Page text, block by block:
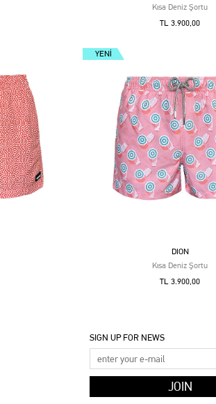
Kısa Deniz Şortu
TL 3.900,00
YENI
DION
Kısa Deniz Şortu
TL 3.900,00
SIGN UP FOR NEWS